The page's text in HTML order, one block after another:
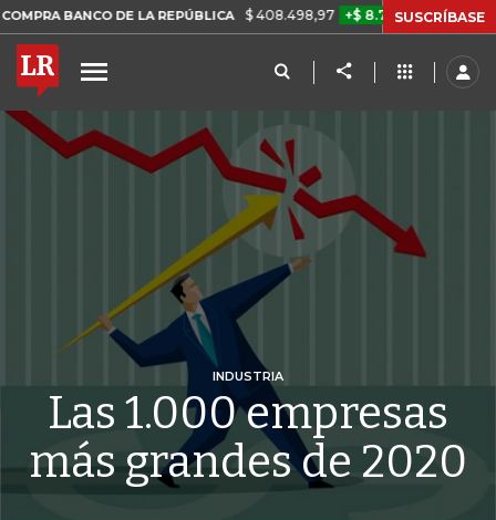
DE LA REPÚBLICA $ 408.498,97 +$ 8.753,81 +2,19% TASA
SUSCRÍBASE
INDUSTRIA
Las 1.000 empresas
más grandes de 2020